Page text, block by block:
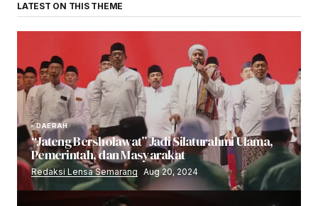
LATEST ON THIS THEME
DAERAH
“Jateng Bersholawat” Jadi Silaturahmi Ulama,
Pemerintah, dan Masyarakat
Redaksi Lensa Semarang Aug 20, 2024